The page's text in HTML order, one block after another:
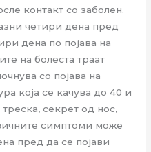
контакт со заболен.
четири дена пред
дена по појава на
на болеста траат
со појава на
која се качува до 40 и
секрет од нос,
симптоми може
пред да се појави